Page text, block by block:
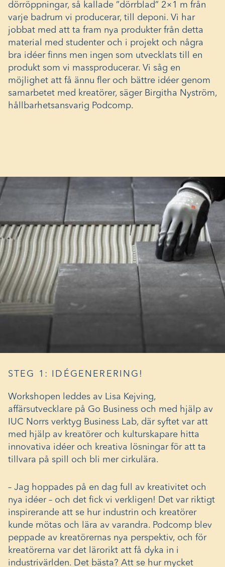
dörröppningar, så kallade ”dörrblad” 2×1 m från
varje badrum vi producerar, till deponi. Vi har
jobbat med att ta fram nya produkter från detta
material med studenter och i projekt och några
bra idéer finns men ingen som utvecklats till en
produkt som vi massproducerar. Vi såg en
möjlighet att få ännu fler och bättre idéer genom
samarbetet med kreatörer, säger Birgitha Nyström,
hållbarhetsansvarig Podcomp.
STEG 1: IDÉGENERERING!
Workshopen leddes av Lisa Kejving,
affärsutvecklare på Go Business och med hjälp av
IUC Norrs verktyg Business Lab, där syftet var att
med hjälp av kreatörer och kulturskapare hitta
innovativa idéer och kreativa lösningar för att ta
tillvara på spill och bli mer cirkulära.
– Jag hoppades på en dag full av kreativitet och
nya idéer – och det fick vi verkligen! Det var riktigt
inspirerande att se hur industrin och kreatörer
kunde mötas och lära av varandra. Podcomp blev
peppade av kreatörernas nya perspektiv, och för
kreatörerna var det lärorikt att få dyka in i
industrivärlden. Det bästa? Att se hur mycket